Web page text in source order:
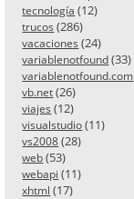
tecnología (12)
trucos (286)
vacaciones (24)
variablenotfound (33)
variablenotfound.com
vb.net (26)
viajes (12)
visualstudio (11)
vs2008 (28)
web (53)
webapi (11)
xhtml (17)